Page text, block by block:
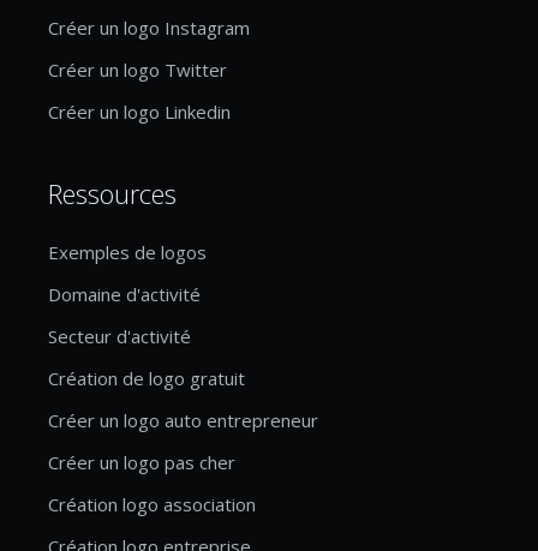
Créer un logo Instagram
Créer un logo Twitter
Créer un logo Linkedin
Ressources
Exemples de logos
Domaine d'activité
Secteur d'activité
Création de logo gratuit
Créer un logo auto entrepreneur
Créer un logo pas cher
Création logo association